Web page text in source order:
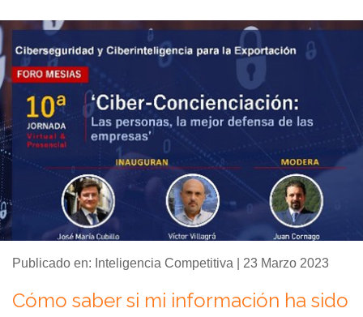
Publicado en: Inteligencia Competitiva | 23 Marzo 2023
Cómo saber si mi información ha sido